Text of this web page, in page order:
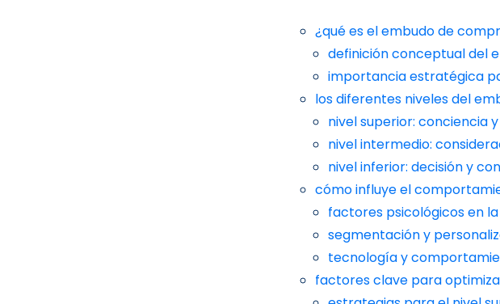
¿qué es el embudo de
definición conceptual del
importancia estratégica
los diferentes niveles del
nivel superior: conciencia
nivel intermedio:
nivel inferior: decisión y
cómo influye el
factores psicológicos en
segmentación y
tecnología y
factores clave para